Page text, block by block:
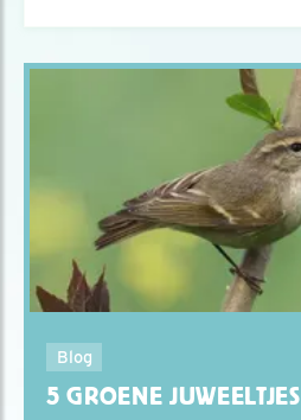
Blog
5 GROENE JUWEELTJES